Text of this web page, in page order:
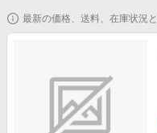
コスメ・健康・医薬品
家電・PC・スマホ・カメラ
対象ストア新規限定特典
楽天ペイ導入ストア
楽天サービス特集
最新の価格、送料、在庫状況